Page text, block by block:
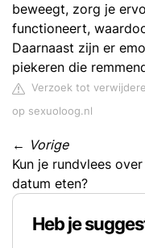
beweegt, zorg je
functioneert,
Daarnaast zijn er
piekeren die
Verzoek tot
op sexuoloog.nl
← Vorige
Kun je rundvlees over
datum eten?
Heb je